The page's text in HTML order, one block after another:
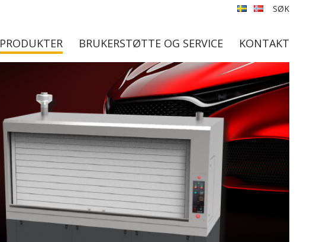
PRODUKTER BRUKERSTØTTE OG SERVICE KONTAKT
SØK